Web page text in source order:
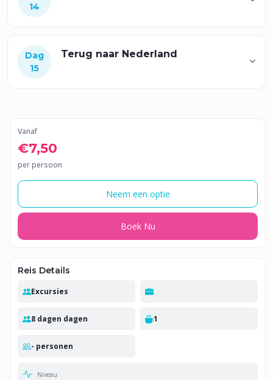
14
Dag
15
Terug naar Nederland
Vanaf
€7,50
per persoon
Neem een optie
Boek Nu
Reis Details
Excursies
8 dagen dagen 1
- personen
Niveau